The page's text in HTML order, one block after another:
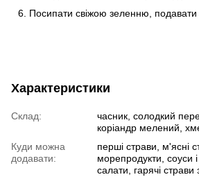
Посипати свіжою зеленню, подавати
Характеристики
Склад:
часник, солодкий
коріандр мелений,
Куди можна
додавати:
перші страви, м'ясні
морепродукти, соуси
салати, гарячі страви